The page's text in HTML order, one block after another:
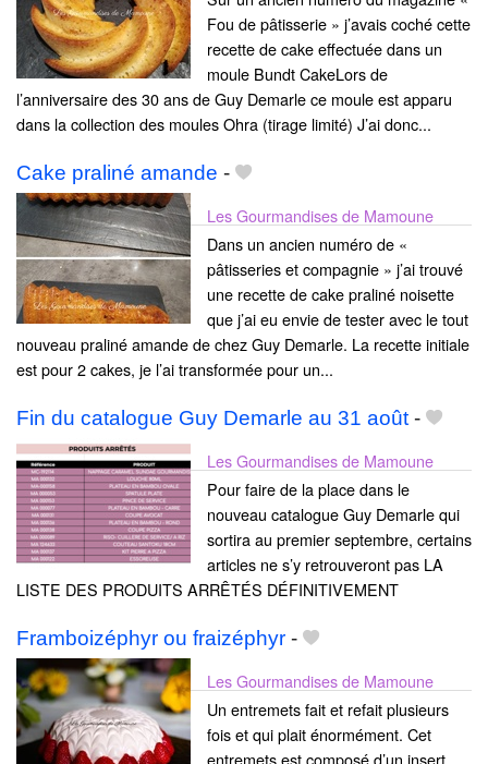
Fou de pâtisserie » j’avais coché cette
recette de cake effectuée dans un
moule Bundt CakeLors de
l’anniversaire des 30 ans de Guy Demarle ce moule est apparu
dans la collection des moules Ohra (tirage limité) J’ai donc...
Cake praliné amande -
Les Gourmandises de Mamoune
Dans un ancien numéro de «
pâtisseries et compagnie » j’ai trouvé
une recette de cake praliné noisette
que j’ai eu envie de tester avec le tout
nouveau praliné amande de chez Guy Demarle. La recette initiale
est pour 2 cakes, je l’ai transformée pour un...
Fin du catalogue Guy Demarle au 31 août -
Les Gourmandises de Mamoune
Pour faire de la place dans le
nouveau catalogue Guy Demarle qui
sortira au premier septembre, certains
articles ne s’y retrouveront pas LA
LISTE DES PRODUITS ARRÊTÉS DÉFINITIVEMENT
Framboizéphyr ou fraizéphyr -
Les Gourmandises de Mamoune
Un entremets fait et refait plusieurs
fois et qui plait énormément. Cet
entremets est composé d’un insert